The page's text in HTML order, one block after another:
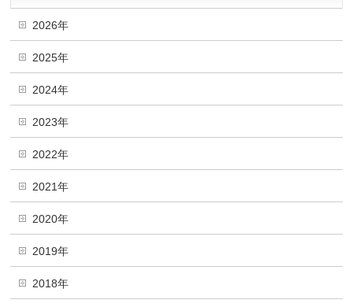
2026年
2025年
2024年
2023年
2022年
2021年
2020年
2019年
2018年